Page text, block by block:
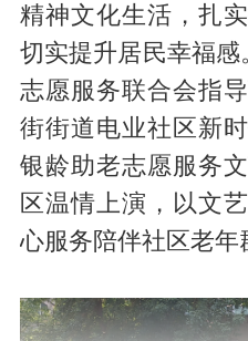
精神文化生活，扎
切实提升居民幸福
志愿服务联合会指
街街道电业社区新
银龄助老志愿服务
区温情上演，以文
心服务陪伴社区老年